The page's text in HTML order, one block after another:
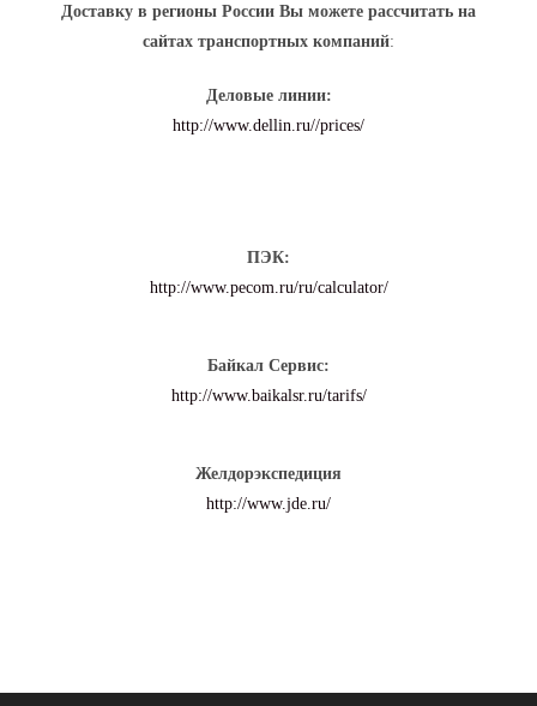
Доставку в регионы России Вы можете рассчитать на
сайтах транспортных компаний:
Деловые линии:
http://www.dellin.ru//prices/
ПЭК:
http://www.pecom.ru/ru/calculator/
Байкал Сервис:
http://www.baikalsr.ru/tarifs/
Желдорэкспедиция
http://www.jde.ru/